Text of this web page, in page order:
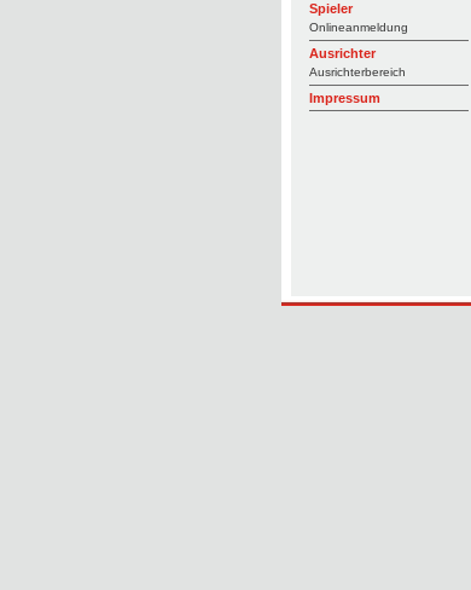
Spieler
Onlineanmeldung
Ausrichter
Ausrichterbereich
Impressum